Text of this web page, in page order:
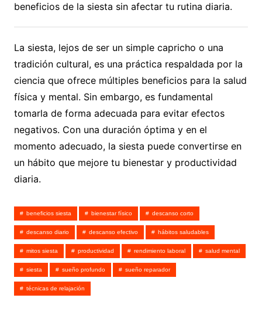
beneficios de la siesta sin afectar tu rutina diaria.
La siesta, lejos de ser un simple capricho o una
tradición cultural, es una práctica respaldada por la
ciencia que ofrece múltiples beneficios para la salud
física y mental. Sin embargo, es fundamental
tomarla de forma adecuada para evitar efectos
negativos. Con una duración óptima y en el
momento adecuado, la siesta puede convertirse en
un hábito que mejore tu bienestar y productividad
diaria.
beneficios siesta bienestar físico descanso corto
descanso diario descanso efectivo hábitos saludables
mitos siesta productividad rendimiento laboral salud mental
siesta sueño profundo sueño reparador
técnicas de relajación